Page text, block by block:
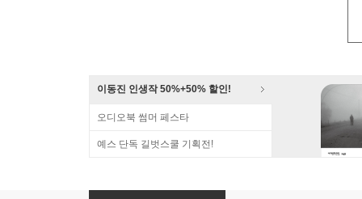
이동진 인생작 50%+50% 할인!
오디오북 썸머 페스타
예스 단독 길벗스쿨 기획전!